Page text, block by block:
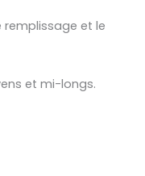
et le
et mi-longs.